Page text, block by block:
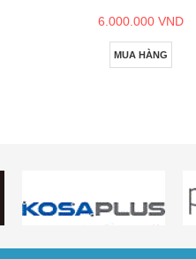
6.000.000 VND
MUA HÀNG